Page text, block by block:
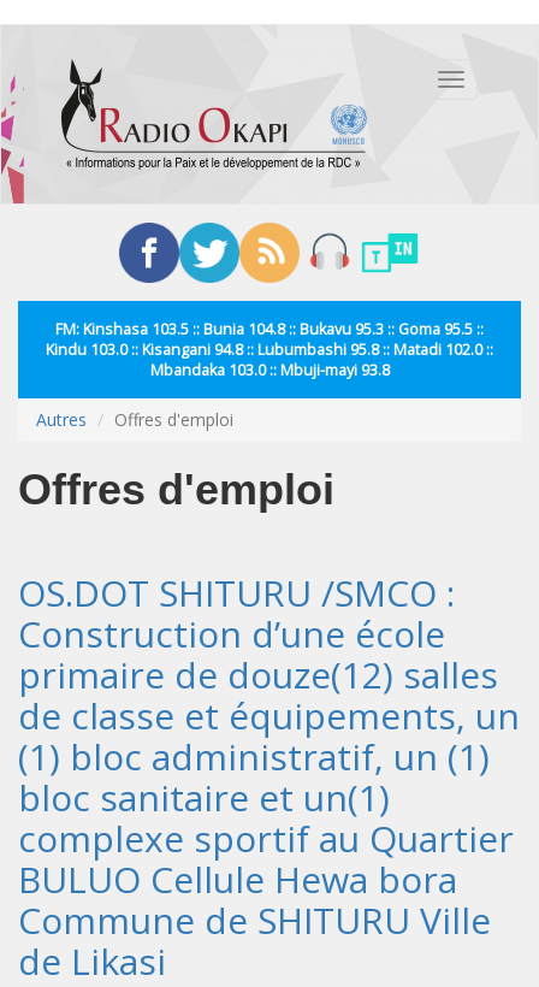
contenu
principal
Toggle
FM: Kinshasa 103.5 :: Bunia 104.8 :: Bukavu 95.3 :: Goma 95.5 ::
Kindu 103.0 :: Kisangani 94.8 :: Lubumbashi 95.8 :: Matadi 102.0 ::
Mbandaka 103.0 :: Mbuji-mayi 93.8
Autres Offres d'emploi
Offres d'emploi
OS.DOT SHITURU /SMCO :
Construction d’une école
primaire de douze(12) salles
de classe et équipements, un
(1) bloc administratif, un (1)
bloc sanitaire et un(1)
complexe sportif au Quartier
BULUO Cellule Hewa bora
Commune de SHITURU Ville
de Likasi